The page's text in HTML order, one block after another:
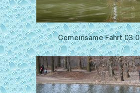
Gemeinsame Fahrt